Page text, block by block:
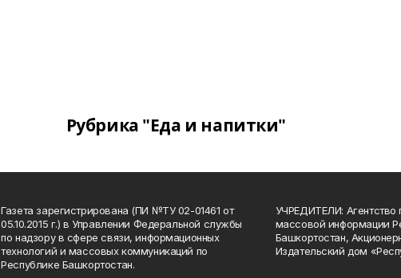
Рубрика "Еда и напитки"
Газета зарегистрирована (ПИ №ТУ 02-01461 от
05.10.2015 г.) в Управлении Федеральной службы
по надзору в сфере связи, информационных
технологий и массовых коммуникаций по
Республике Башкортостан.
УЧРЕДИТЕЛИ: Агентство
массовой информации
Башкортостан,
Издательский дом